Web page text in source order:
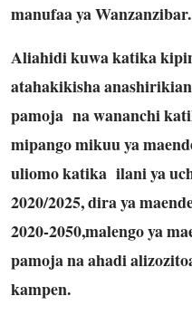
manufaa ya Wanzanzibar.
Aliahidi kuwa katika
atahakikisha
pamoja na wananchi
mipango mikuu ya
uliomo katika ilani ya
2020/2025, dira ya
2020-2050,malengo ya
pamoja na ahadi
kampen.